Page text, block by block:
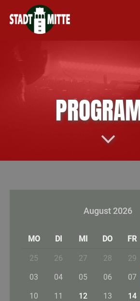
August 2026
MO DI MI DO FR
25 26 27 28 29
03 04 05 06 07
10 11 12 13 14